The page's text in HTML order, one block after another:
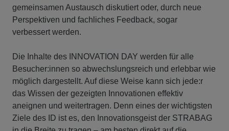
gemeinsamen Austausch diskutiert oder, durch neue
Perspektiven und fachliches Feedback, sogar
verbessert werden.
Die Inhalte des INNOVATION DAY werden für alle
Besucher:innen so abwechslungsreich und erlebbar wie
möglich dargestellt. Auf diese Weise kann sich jede:r
das Wissen der gezeigten Innovationen effektiv
aneignen und weitertragen. Denn eines der wichtigsten
Ziele des ID ist es, den Innovationsgeist der STRABAG